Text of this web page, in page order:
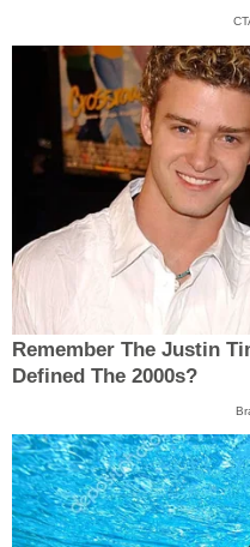
Remember The Justin
Defined The 2000s?